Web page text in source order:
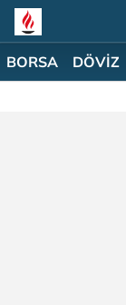
BORSA DÖVİZ